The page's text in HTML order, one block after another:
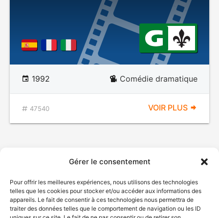
Gérer le consentement
Pour offrir les meilleures expériences, nous utilisons des technologies
telles que les cookies pour stocker et/ou accéder aux informations des
appareils. Le fait de consentir à ces technologies nous permettra de
traiter des données telles que le comportement de navigation ou les ID
1992 Comédie dramatique
47540 VOIR PLUS